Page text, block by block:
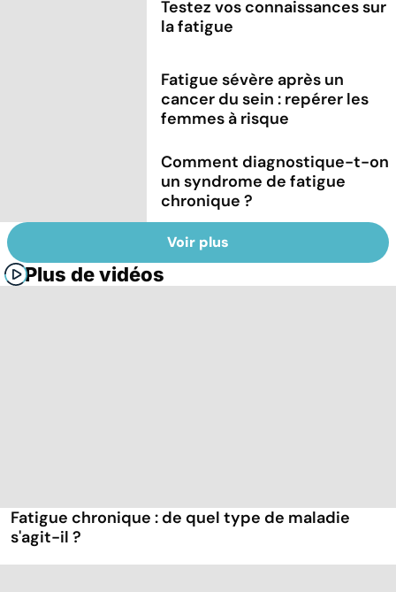
Testez vos connaissances sur
la fatigue
Fatigue sévère après un
cancer du sein : repérer les
femmes à risque
Comment diagnostique-t-on
un syndrome de fatigue
chronique ?
Voir plus
Plus de vidéos
Fatigue chronique : de quel type de maladie
s'agit-il ?